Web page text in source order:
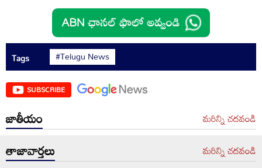
Tags #Telugu News
SUBSCRIBE
జాతీయం మరిన్ని చదవండి
తాజావార్తలు మరిన్ని చదవండి